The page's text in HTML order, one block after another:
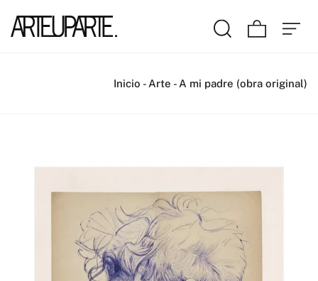
Inicio - Arte - A mi padre (obra original)